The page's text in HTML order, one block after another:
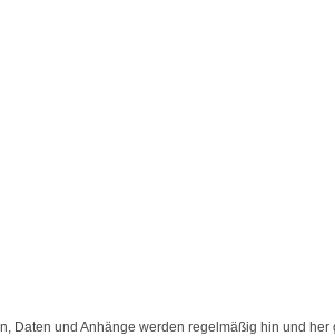
Daten und Anhänge werden regelmäßig hin und